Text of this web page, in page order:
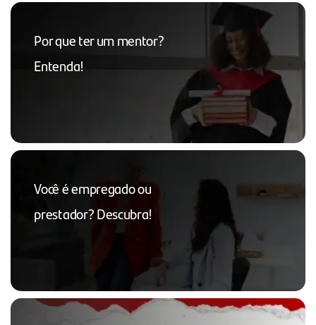
Por que ter um mentor?
Entenda!
Você é empregado ou
prestador? Descubra!